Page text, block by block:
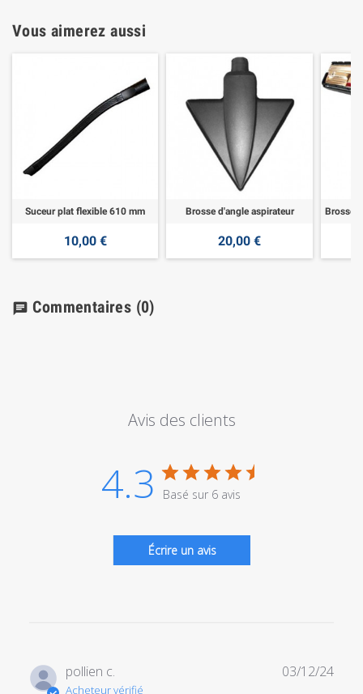
Vous aimerez aussi
Suceur plat flexible 610 mm
10,00 €
Brosse d'angle aspirateur
20,00 €
chat Commentaires (0)
Avis des clients
4.3 Basé sur 6 avis
Écrire un avis
pollien c.
Acheteur vérifié
Date
03/12/24